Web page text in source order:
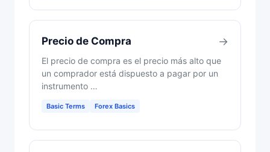
Precio de Compra
El precio de compra es el precio más alto que
un comprador está dispuesto a pagar por un
instrumento …
Basic Terms Forex Basics
→